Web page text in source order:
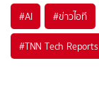
#AI #ข่าวไอที
#TNN Tech Reports